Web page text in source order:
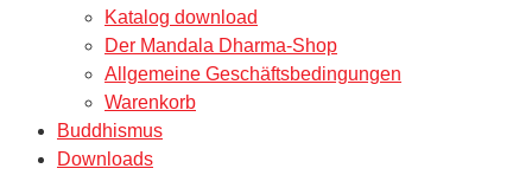
Katalog download
Der Mandala Dharma-Shop
Allgemeine Geschäftsbedingungen
Warenkorb
Buddhismus
Downloads